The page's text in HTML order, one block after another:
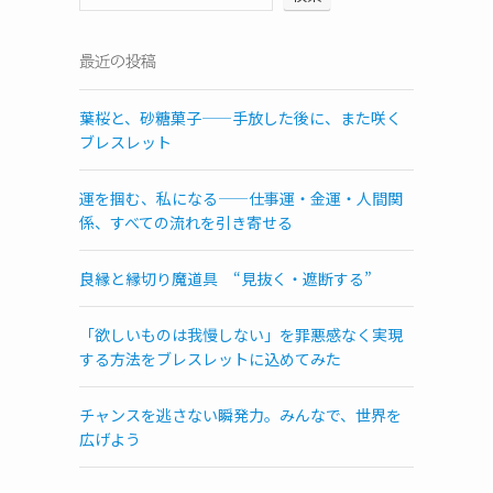
最近の投稿
葉桜と、砂糖菓子——手放した後に、また咲く
ブレスレット
運を掴む、私になる——仕事運・金運・人間関
係、すべての流れを引き寄せる
良縁と縁切り魔道具 “見抜く・遮断する”
「欲しいものは我慢しない」を罪悪感なく実現
する方法をブレスレットに込めてみた
チャンスを逃さない瞬発力。みんなで、世界を
広げよう